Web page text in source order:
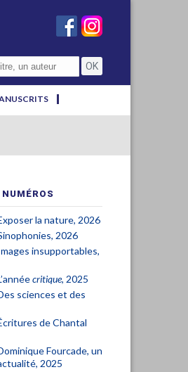
la nature, 2026
2026
insupportables,
critique, 2025
sciences et des
de Chantal
Fourcade, un
2025